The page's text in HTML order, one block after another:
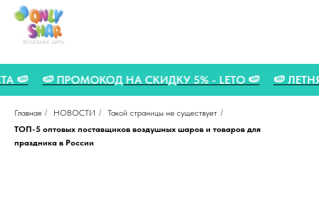
🍉 🍉 ПРОМОКОД НА СКИДКУ 5% - LETO 🍉 🍉
Главная / НОВОСТИ / Такой страницы не существует /
ТОП-5 оптовых поставщиков воздушных шаров и товаров для
праздника в России